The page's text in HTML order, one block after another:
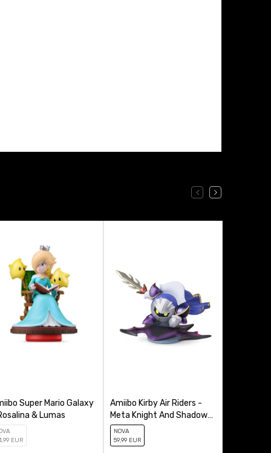
Super Mario Galaxy
& Lumas
,99 EUR
Amiibo Kirby Air Riders -
Meta Knight And Shadow
Star
NOVA
59,99 EUR